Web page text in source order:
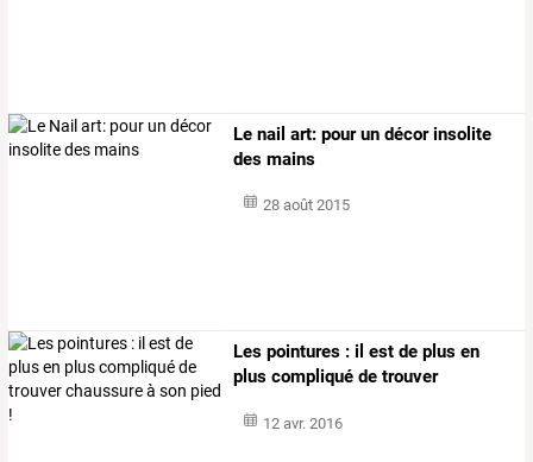
Le nail art: pour un décor insolite
des mains
28 août 2015
Les pointures : il est de plus en
plus compliqué de trouver
12 avr. 2016